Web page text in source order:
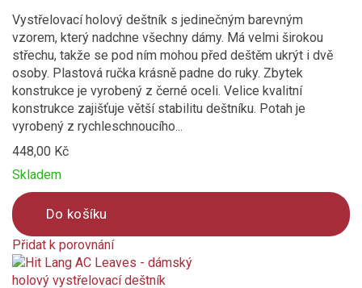
Vystřelovací holový deštník s jedinečným barevným
vzorem, který nadchne všechny dámy. Má velmi širokou
střechu, takže se pod ním mohou před deštěm ukrýt i dvě
osoby. Plastová ručka krásně padne do ruky. Zbytek
konstrukce je vyrobený z černé oceli. Velice kvalitní
konstrukce zajišťuje větší stabilitu deštníku. Potah je
vyrobený z rychleschnoucího...
448,00 Kč
Skladem
Do košíku
Přidat k porovnání
Product
is